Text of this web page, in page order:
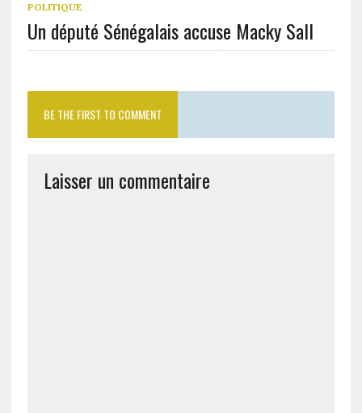
POLITIQUE
Un député Sénégalais accuse Macky Sall
BE THE FIRST TO COMMENT
Laisser un commentaire